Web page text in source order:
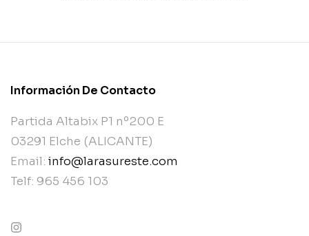
Información De Contacto
Partida Altabix P1 nº200 E
03291 Elche (ALICANTE)
Email: info@larasureste.com
Telf: 965 456 103